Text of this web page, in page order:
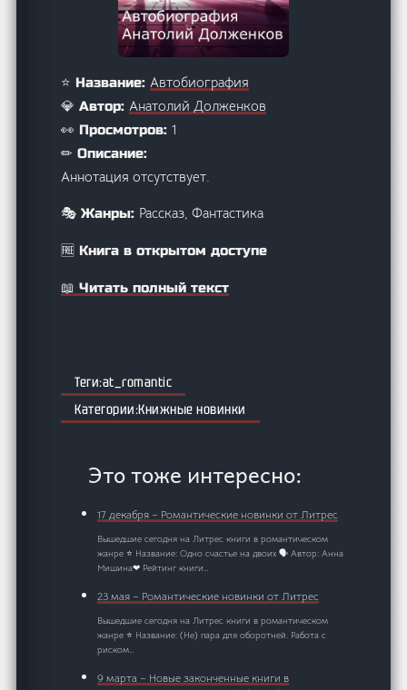
⭐ Название:Автобиография
💎 Автор:Анатолий Долженков
👀 Просмотров:1
✏ Описание:
Аннотация отсутствует.
🎭 Жанры: Рассказ, Фантастика
🆓 Книга в открытом доступе
📖 Читать полный текст
at_romantic
Книжные новинки
Это тоже интересно:
17 декабря – Романтические новинки от Литрес
Вышедшие сегодня на Литрес книги в романтическом
жанре ⭐ Название: Одно счастье на двоих 🗣️ Автор: Анна
Мишина❤ Рейтинг книги…
23 мая – Романтические новинки от Литрес
Вышедшие сегодня на Литрес книги в романтическом
жанре ⭐ Название: (Не) пара для оборотней. Работа с
риском…
9 марта – Новые законченные книги в